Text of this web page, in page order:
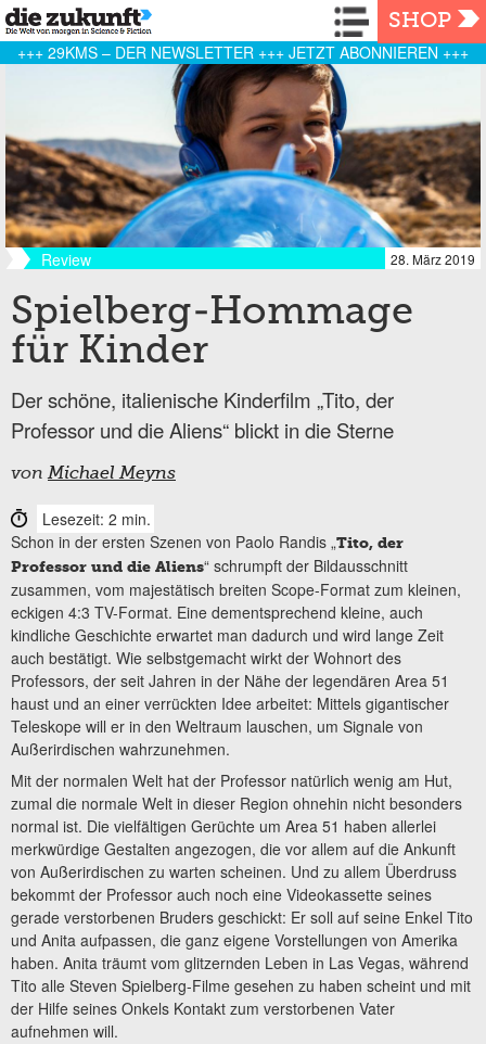
Navigation
SHOP
+++ 29KMS – DER NEWSLETTER +++ JETZT ABONNIEREN +++
Review 28. März 2019
Spielberg-Hommage
für Kinder
Der schöne, italienische Kinderfilm „Tito, der
Professor und die Aliens“ blickt in die Sterne
vonMichael Meyns
Lesezeit: 2 min.
Schon in der ersten Szenen von Paolo Randis „Tito, der
Professor und die Aliens“ schrumpft der Bildausschnitt
zusammen, vom majestätisch breiten Scope-Format zum kleinen,
eckigen 4:3 TV-Format. Eine dementsprechend kleine, auch
kindliche Geschichte erwartet man dadurch und wird lange Zeit
auch bestätigt. Wie selbstgemacht wirkt der Wohnort des
Professors, der seit Jahren in der Nähe der legendären Area 51
haust und an einer verrückten Idee arbeitet: Mittels gigantischer
Teleskope will er in den Weltraum lauschen, um Signale von
Außerirdischen wahrzunehmen.
Mit der normalen Welt hat der Professor natürlich wenig am Hut,
zumal die normale Welt in dieser Region ohnehin nicht besonders
normal ist. Die vielfältigen Gerüchte um Area 51 haben allerlei
merkwürdige Gestalten angezogen, die vor allem auf die Ankunft
von Außerirdischen zu warten scheinen. Und zu allem Überdruss
bekommt der Professor auch noch eine Videokassette seines
gerade verstorbenen Bruders geschickt: Er soll auf seine Enkel Tito
und Anita aufpassen, die ganz eigene Vorstellungen von Amerika
haben. Anita träumt vom glitzernden Leben in Las Vegas, während
Tito alle Steven Spielberg-Filme gesehen zu haben scheint und mit
der Hilfe seines Onkels Kontakt zum verstorbenen Vater
aufnehmen will.